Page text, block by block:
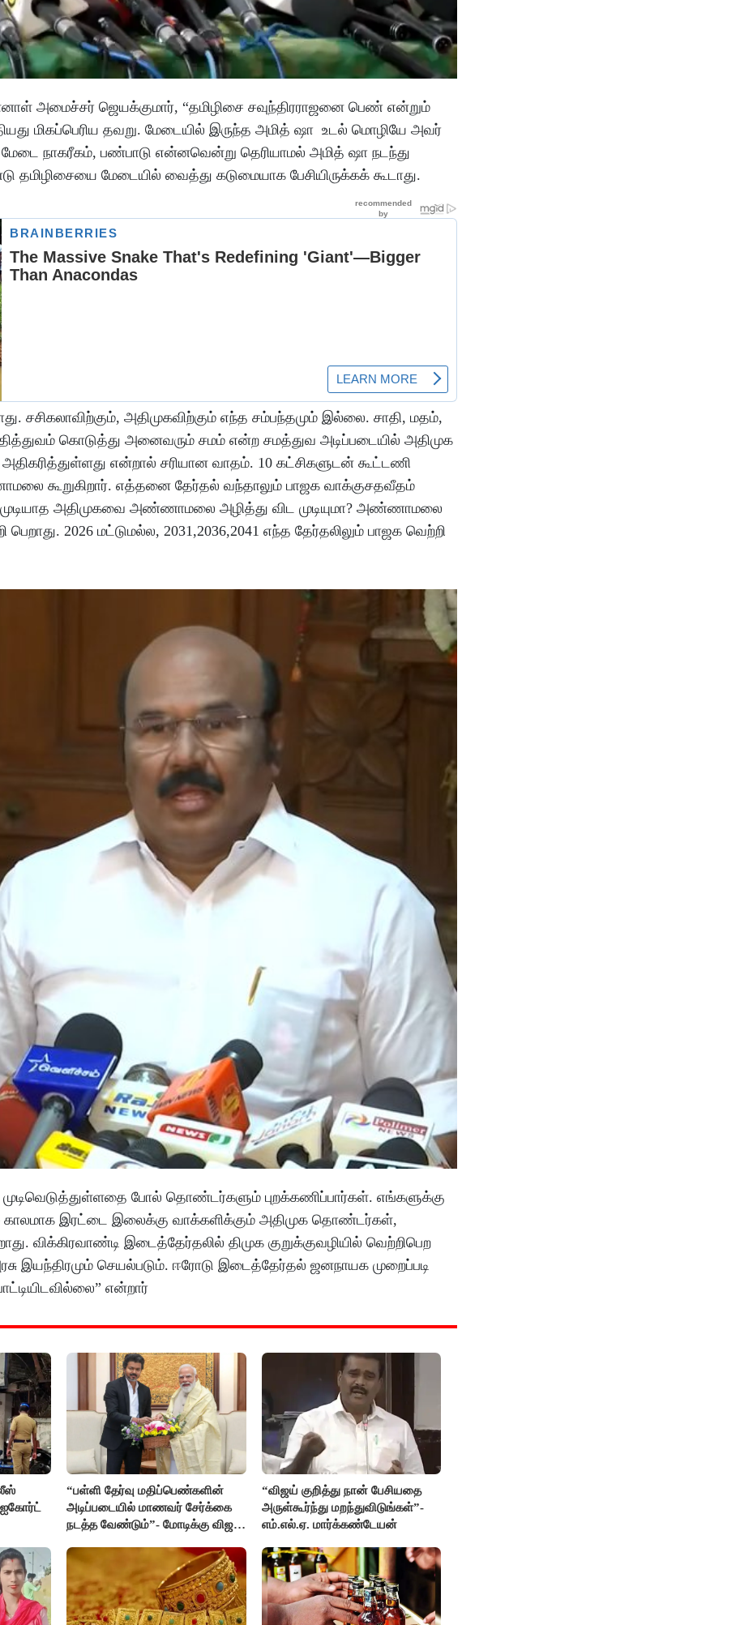
அமைச்சர் ஜெயக்குமார், “தமிழிசை சவுந்திரராஜனை பெண் என்றும்
மிகப்பெரிய தவறு. மேடையில் இருந்த அமித் ஷா உடல் மொழியே அவர்
நாகரீகம், பண்பாடு என்னவென்று தெரியாமல் அமித் ஷா நடந்து
மேடையில் வைத்து கடுமையாக பேசியிருக்கக் கூடாது.
சசிகலாவிற்கும், அதிமுகவிற்கும் எந்த சம்பந்தமும் இல்லை. சாதி, மதம்,
கொடுத்து அனைவரும் சமம் என்ற சமத்துவ அடிப்படையில் அதிமுக
என்றால் சரியான வாதம். 10 கட்சிகளுடன் கூட்டணி
கூறுகிறார். எத்தனை தேர்தல் வந்தாலும் பாஜக வாக்குசதவீதம்
முடியாத அதிமுகவை அண்ணாமலை அழித்து விட முடியுமா? அண்ணாமலை
2026 மட்டுமல்ல, 2031,2036,2041 எந்த தேர்தலிலும் பாஜக வெற்றி
போல் தொண்டர்களும் புறக்கணிப்பார்கள். எங்களுக்கு
காலமாக இரட்டை இலைக்கு வாக்களிக்கும் அதிமுக தொண்டர்கள்,
விக்கிரவாண்டி இடைத்தேர்தலில் திமுக குறுக்குவழியில் வெற்றிபெற
இயந்திரமும் செயல்படும். ஈரோடு இடைத்தேர்தல் ஜனநாயக முறைப்படி
என்றார்
ஐகோர்ட்
“பள்ளி தேர்வு மதிப்பெண்களின்
அடிப்படையில் மாணவர் சேர்க்கை
நடத்த வேண்டும்”- மோடிக்கு விஜய்
“விஜய் குறித்து நான் பேசியதை
அருள்கூர்ந்து மறந்துவிடுங்கள்”-
எம்.எல்.ஏ. மார்க்கண்டேயன்